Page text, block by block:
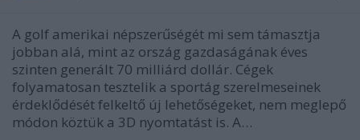
A golf amerikai népszerűségét mi sem támasztja
jobban alá, mint az ország gazdaságának éves
szinten generált 70 milliárd dollár. Cégek
folyamatosan tesztelik a sportág szerelmeseinek
érdeklődését felkeltő új lehetőségeket, nem meglepő
módon köztük a 3D nyomtatást is. A…